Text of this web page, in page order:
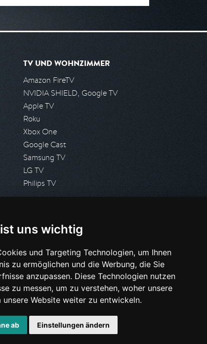
uns wichtig
und Targeting Technologien, um Ihnen
zu ermöglichen und die Werbung, die Sie
anzupassen. Diese Technologien nutzen
zu messen, um zu verstehen, woher unsere
Website weiter zu entwickeln.
ab Einstellungen ändern
TV UND WOHNZIMMER
Amazon FireTV
NVIDIA SHIELD, Google TV
Apple TV
Roku
Xbox One
Google Cast
Samsung TV
LG TV
Philips TV
Presseanfrage stellen
HILFE & SUPPORT
Häufig gestellte Fragen
Anfrage stellen